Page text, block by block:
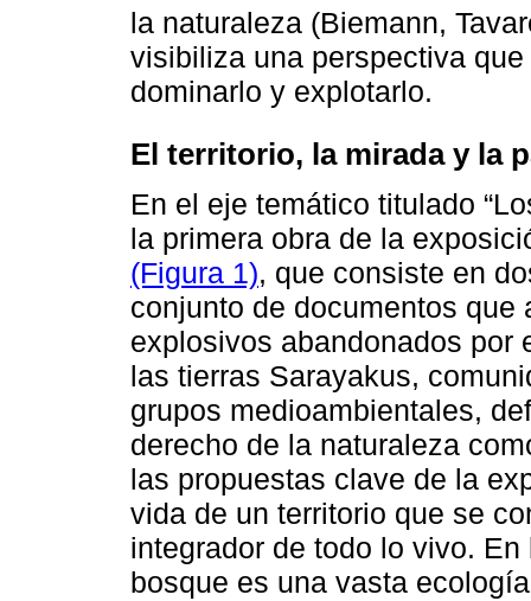
la naturaleza (Biemann,
visibiliza una perspectiva
dominarlo y explotarlo.
El territorio, la mirada y la
En el eje temático titulado
la primera obra de la
(Figura 1), que consiste en
conjunto de documentos
explosivos abandonados por
las tierras Sarayakus,
grupos medioambientales,
derecho de la naturaleza
las propuestas clave de la
vida de un territorio que se
integrador de todo lo vivo.
bosque es una vasta